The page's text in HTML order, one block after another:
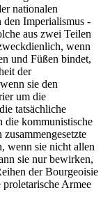
nationalen
den Imperialismus -
aus zwei Teilen
wenn
und Füßen bindet,
der
sie den
um die
tatsächliche
die kommunistische
wenn sie nicht allen
sie nur bewirken,
der Bourgeoisie
Armee